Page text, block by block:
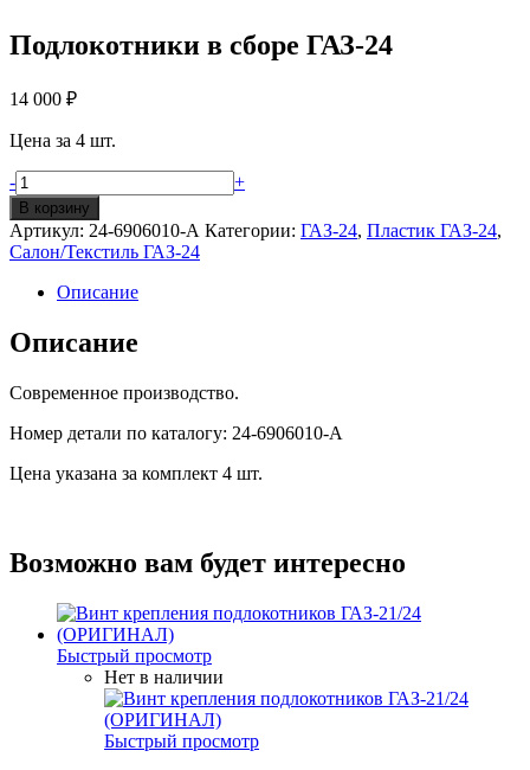
Подлокотники в сборе ГАЗ-24
14 000 ₽
Цена за 4 шт.
Количество
Подлокотники
в
сборе
ГАЗ-24
- +
В корзину
Артикул: 24-6906010-А Категории: ГАЗ-24, Пластик ГАЗ-24,
Салон/Текстиль ГАЗ-24
Описание
Описание
Современное производство.
Номер детали по каталогу: 24-6906010-А
Цена указана за комплект 4 шт.
Возможно вам будет интересно
Быстрый просмотр
Нет в наличии
Быстрый просмотр